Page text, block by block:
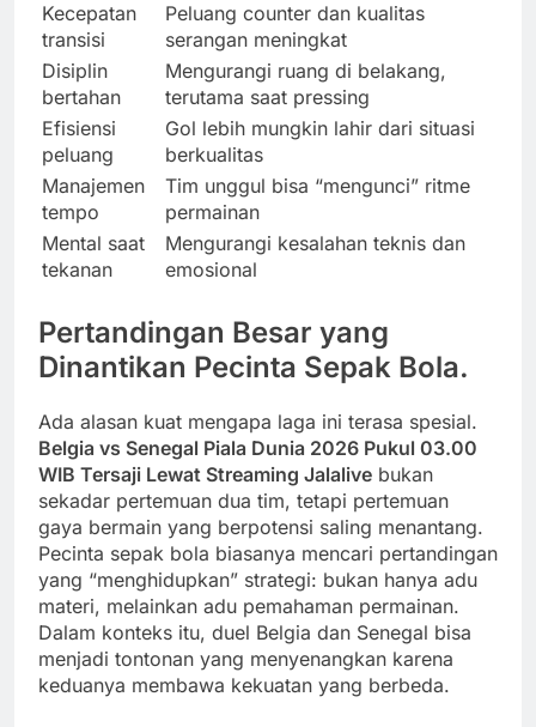
Kecepatan
transisi
Peluang counter dan kualitas
serangan meningkat
Disiplin
bertahan
Mengurangi ruang di belakang,
terutama saat pressing
Efisiensi
peluang
Gol lebih mungkin lahir dari situasi
berkualitas
Manajemen
tempo
Tim unggul bisa “mengunci” ritme
permainan
Mental saat
tekanan
Mengurangi kesalahan teknis dan
emosional
Pertandingan Besar yang
Dinantikan Pecinta Sepak Bola.
Ada alasan kuat mengapa laga ini terasa spesial.
Belgia vs Senegal Piala Dunia 2026 Pukul 03.00
WIB Tersaji Lewat Streaming Jalalive bukan
sekadar pertemuan dua tim, tetapi pertemuan
gaya bermain yang berpotensi saling menantang.
Pecinta sepak bola biasanya mencari pertandingan
yang “menghidupkan” strategi: bukan hanya adu
materi, melainkan adu pemahaman permainan.
Dalam konteks itu, duel Belgia dan Senegal bisa
menjadi tontonan yang menyenangkan karena
keduanya membawa kekuatan yang berbeda.